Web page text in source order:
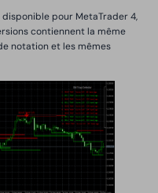
pour MetaTrader 4,
contiennent la même
notation et les mêmes